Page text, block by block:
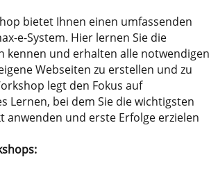
bietet Ihnen einen umfassenden
e-System. Hier lernen Sie die
kennen und erhalten alle notwendigen
Webseiten zu erstellen und zu
legt den Fokus auf
Lernen, bei dem Sie die wichtigsten
anwenden und erste Erfolge erzielen